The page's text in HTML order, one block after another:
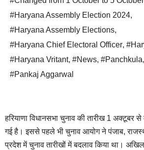
#Haryana Assembly Election 2024,
#Haryana Assembly Elections,
#Haryana Chief Electoral Officer,
#Haryana Vritant, #News, #Panchkula,
#Pankaj Aggarwal
हरियाणा विधानसभा चुनाव की तारीख 1 अक्टूबर
गई है। इससे पहले भी चुनाव आयोग ने पंजाब,
प्रदेश में चुनाव तारीखों में बदलाव किया था। अखिल